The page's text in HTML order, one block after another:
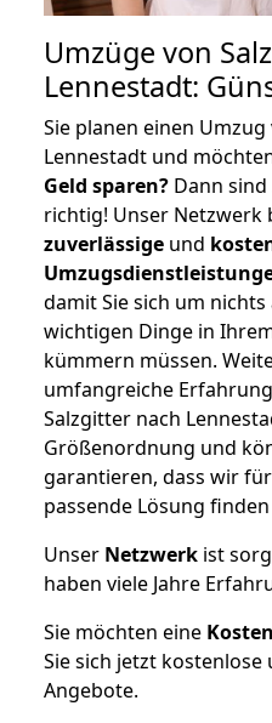
Umzüge von
Lennestadt:
Sie planen einen
Lennestadt und
Geld sparen? Dann sind
richtig! Unser Netzwerk
zuverlässige und
damit Sie sich um
wichtigen Dinge in
kümmern müssen.
umfangreiche
Salzgitter nach
Größenordnung und
garantieren, dass wir
passende Lösung
Unser Netzwerk ist
haben viele Jahre
Sie möchten eine
Sie sich jetzt
Angebote.